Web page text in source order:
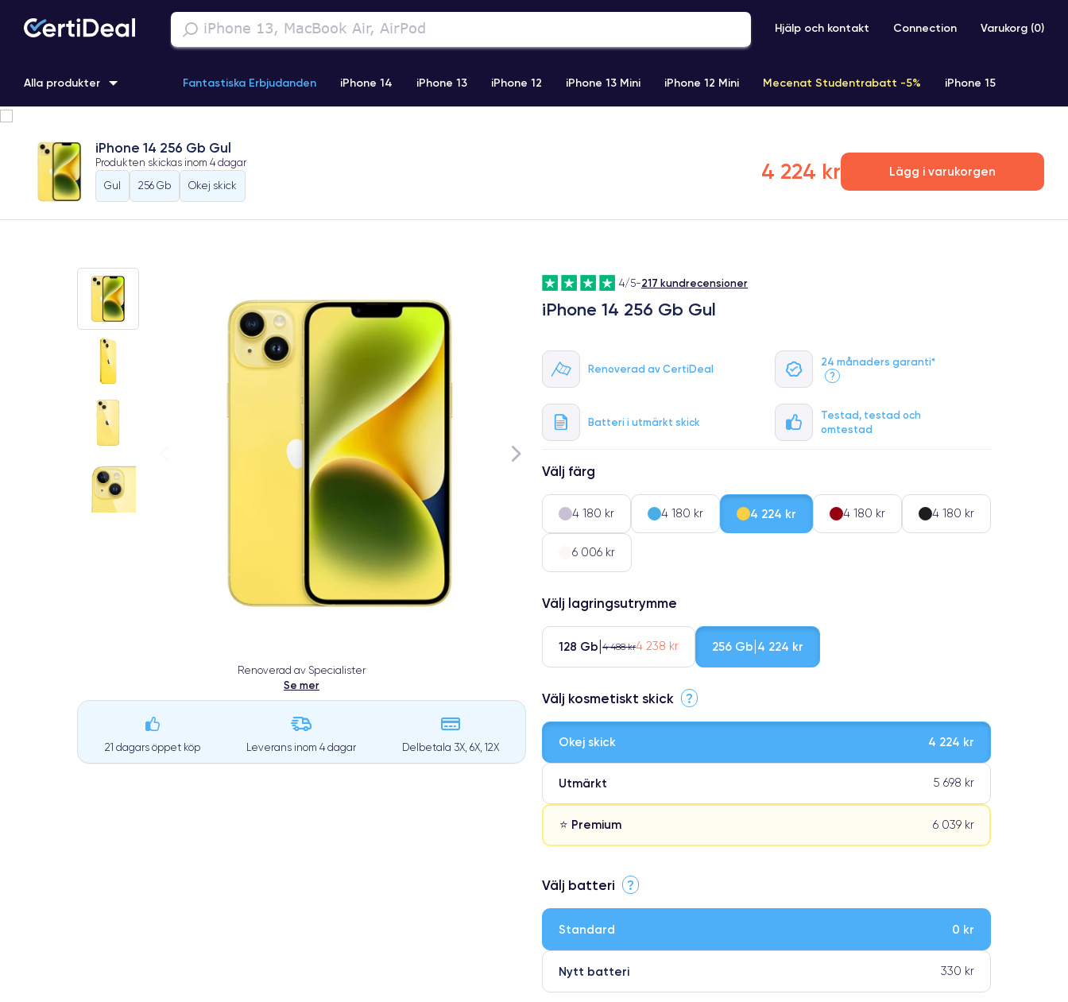
Hjälp och kontakt Connection Varukorg (0)
Alla produkter Fantastiska Erbjudanden iPhone 14 iPhone 13 iPhone 12 iPhone 13 Mini iPhone 12 Mini Mecenat Studentrabatt -5% iPhone 15
iPhone 11 Pro iPhone 15 Pro
iPhone 14 256 Gb Gul
Produkten skickas inom 4 dagar
Gul
256 Gb Okej skick
4 224 kr Lägg i varukorgen
Renoverad av Specialister
Se mer
21 dagars öppet köp Leverans inom4 dagar Delbetala 3X, 6X, 12X
4/5-217 kundrecensioner
iPhone 14 256 Gb Gul
Renoverad av CertiDeal
24 månaders garanti*
?
Batteri i utmärkt skick
Testad, testad och
omtestad
Välj färg
4 180 kr 4 180 kr 4 224 kr 4 180 kr 4 180 kr
6 006 kr
Välj lagringsutrymme
128 Gb 4 488 kr4 238 kr 256 Gb 4 224 kr
Välj kosmetiskt skick ?
Okej skick 4 224 kr
Utmärkt 5 698 kr
⭐ Premium 6 039 kr
⭐ Premium
Välj batteri ?
Standard 0 kr
Nytt batteri 330 kr